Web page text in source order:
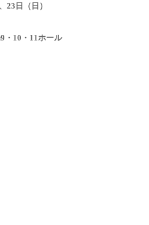
23日（日）
・10・11ホール